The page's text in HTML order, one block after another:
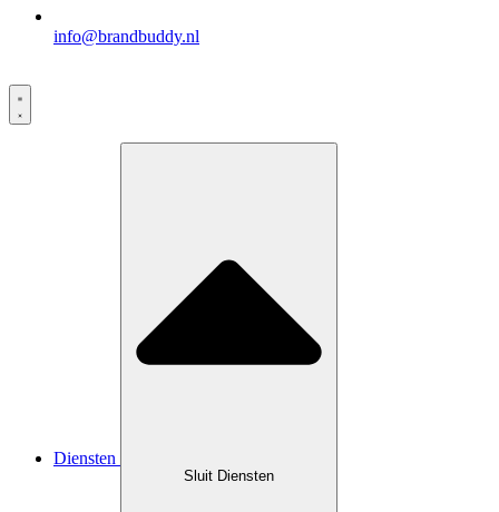
info@brandbuddy.nl
Diensten
Sluit Diensten